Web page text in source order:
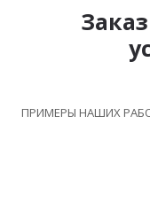
ПРИМЕРЫ НАШИХ